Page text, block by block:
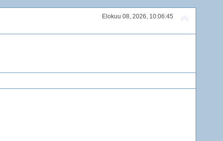
Elokuu 08, 2026, 10:06:45